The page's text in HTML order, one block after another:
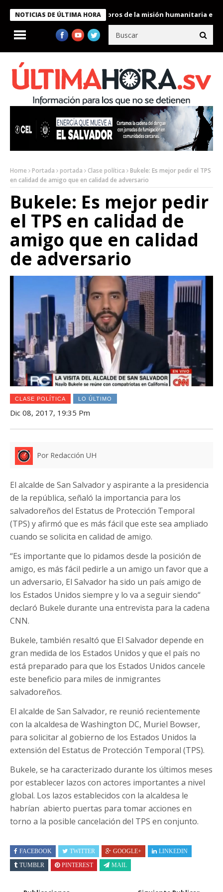
NOTICIAS DE ÚLTIMA HORA
Bukele condecora a miembros de la misión humanitaria enviada
Home Portada portada Clase política
Bukele: Es mejor pedir el TPS
en calidad de amigo que en calidad de adversario
Bukele: Es mejor pedir
el TPS en calidad de
amigo que en calidad
de adversario
CLASE POLÍTICA LO ÚLTIMO
Dic 08, 2017, 19:35 Pm
Por Redacción UH
El alcalde de San Salvador y aspirante a la presidencia
de la república, señaló la importancia para los
salvadoreños del Estatus de Protección Temporal
(TPS) y afirmó que es más fácil que este sea ampliado
cuando se solicita en calidad de amigo.
“Es importante que lo pidamos desde la posición de
amigo, es más fácil pedirle a un amigo un favor que a
un adversario, El Salvador ha sido un país amigo de
los Estados Unidos siempre y lo va a seguir siendo“
declaró Bukele durante una entrevista para la cadena
CNN.
Bukele, también resaltó que El Salvador depende en
gran medida de los Estados Unidos y que el país no
está preparado para que los Estados Unidos cancele
este beneficio para miles de inmigrantes
salvadoreños.
El alcalde de San Salvador, re reunió recientemente
con la alcaldesa de Washington DC, Muriel Bowser,
para solicitar al gobierno de los Estados Unidos la
extensión del Estatus de Protección Temporal (TPS).
Bukele, se ha caracterizado durante los últimos meses
por establecer lazos con actores importantes a nivel
global. Los lazos establecidos con la alcaldesa le
habrían abierto puertas para tomar acciones en
torno a la posible cancelación del TPS en conjunto.
FACEBOOK TWITTER GOOGLE+
LINKEDIN
TUMBLR
PINTEREST MAIL